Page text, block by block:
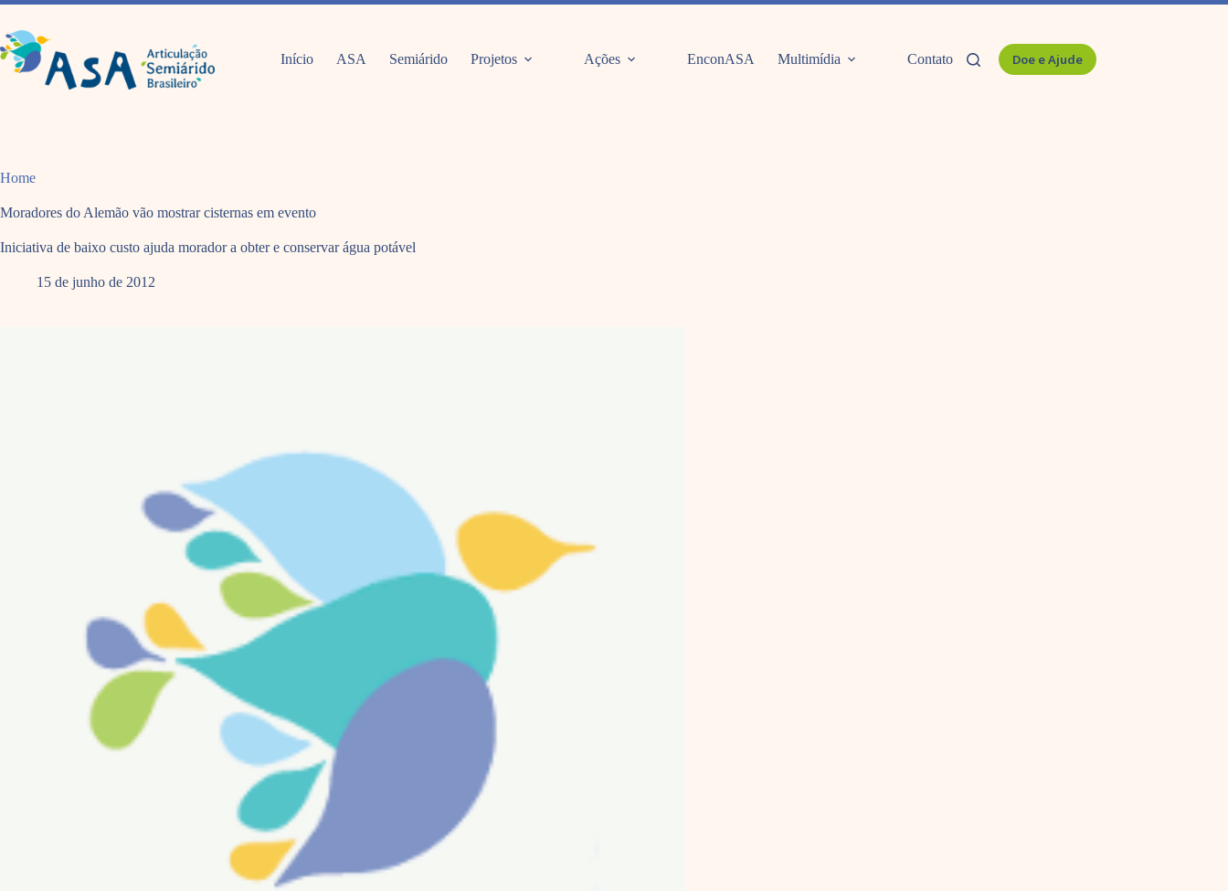
Pular
o
conteúdo
Início ASA Semiárido Projetos Ações EnconASA Multimídia Contato Doe e Ajude
Home
Moradores do Alemão vão mostrar cisternas em evento
Iniciativa de baixo custo ajuda morador a obter e conservar água potável
15 de junho de 2012